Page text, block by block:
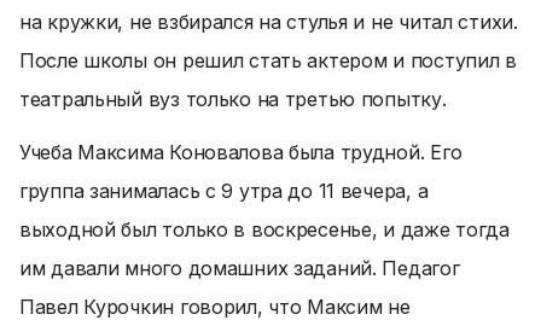
на кружки, не взбирался на стулья и не читал стихи.
После школы он решил стать актером и поступил в
театральный вуз только на третью попытку.
Учеба Максима Коновалова была трудной. Его
группа занималась с 9 утра до 11 вечера, а
выходной был только в воскресенье, и даже тогда
им давали много домашних заданий. Педагог
Павел Курочкин говорил, что Максим не